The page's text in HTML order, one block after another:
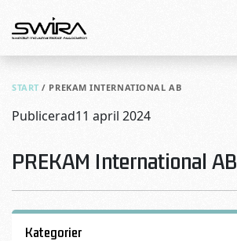
START / PREKAM INTERNATIONAL AB
Publicerad11 april 2024
PREKAM International AB
Kategorier